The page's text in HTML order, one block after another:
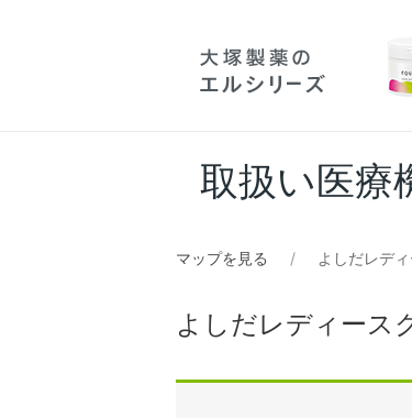
取扱い医療
マップを見る よしだレデ
よしだレディース